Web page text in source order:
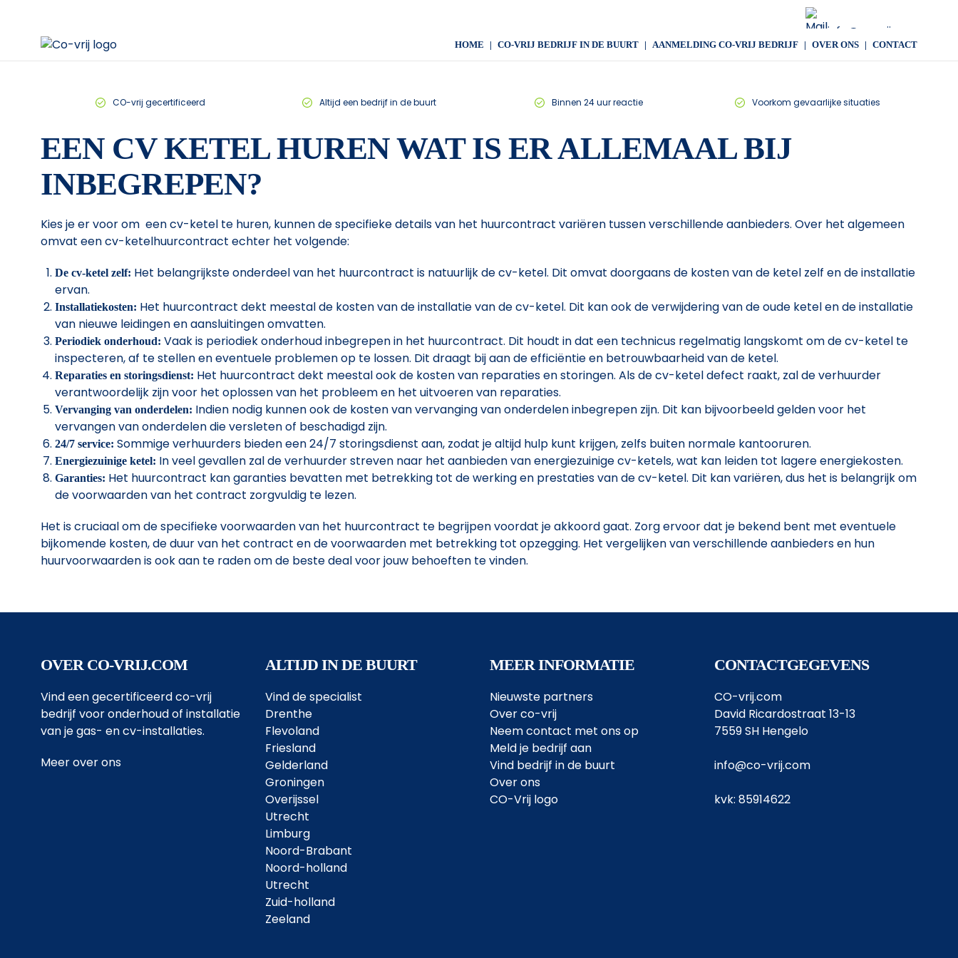
info@co-vrij.com
HOME CO-VRIJ BEDRIJF IN DE BUURT AANMELDING CO-VRIJ BEDRIJF OVER ONS CONTACT
CO-vrij gecertificeerd Altijd een bedrijf in de buurt Binnen 24 uur reactie Voorkom gevaarlijke situaties
EEN CV KETEL HUREN WAT IS ER ALLEMAAL BIJ
INBEGREPEN?
Kies je er voor om een cv-ketel te huren, kunnen de specifieke details van het huurcontract variëren tussen verschillende aanbieders. Over het algemeen
omvat een cv-ketelhuurcontract echter het volgende:
De cv-ketel zelf: Het belangrijkste onderdeel van het huurcontract is natuurlijk de cv-ketel. Dit omvat doorgaans de kosten van de ketel zelf en de installatie
ervan.
Installatiekosten: Het huurcontract dekt meestal de kosten van de installatie van de cv-ketel. Dit kan ook de verwijdering van de oude ketel en de installatie
van nieuwe leidingen en aansluitingen omvatten.
Periodiek onderhoud: Vaak is periodiek onderhoud inbegrepen in het huurcontract. Dit houdt in dat een technicus regelmatig langskomt om de cv-ketel te
inspecteren, af te stellen en eventuele problemen op te lossen. Dit draagt bij aan de efficiëntie en betrouwbaarheid van de ketel.
Reparaties en storingsdienst: Het huurcontract dekt meestal ook de kosten van reparaties en storingen. Als de cv-ketel defect raakt, zal de verhuurder
verantwoordelijk zijn voor het oplossen van het probleem en het uitvoeren van reparaties.
Vervanging van onderdelen: Indien nodig kunnen ook de kosten van vervanging van onderdelen inbegrepen zijn. Dit kan bijvoorbeeld gelden voor het
vervangen van onderdelen die versleten of beschadigd zijn.
24/7 service: Sommige verhuurders bieden een 24/7 storingsdienst aan, zodat je altijd hulp kunt krijgen, zelfs buiten normale kantooruren.
Energiezuinige ketel: In veel gevallen zal de verhuurder streven naar het aanbieden van energiezuinige cv-ketels, wat kan leiden tot lagere energiekosten.
Garanties: Het huurcontract kan garanties bevatten met betrekking tot de werking en prestaties van de cv-ketel. Dit kan variëren, dus het is belangrijk om
de voorwaarden van het contract zorgvuldig te lezen.
Het is cruciaal om de specifieke voorwaarden van het huurcontract te begrijpen voordat je akkoord gaat. Zorg ervoor dat je bekend bent met eventuele
bijkomende kosten, de duur van het contract en de voorwaarden met betrekking tot opzegging. Het vergelijken van verschillende aanbieders en hun
huurvoorwaarden is ook aan te raden om de beste deal voor jouw behoeften te vinden.
OVER CO-VRIJ.COM
Vind een gecertificeerd co-vrij
bedrijf voor onderhoud of installatie
van je gas- en cv-installaties.
Meer over ons
ALTIJD IN DE BUURT
Vind de specialist
Drenthe
Flevoland
Friesland
Gelderland
Groningen
Overijssel
Utrecht
Limburg
Noord-Brabant
Noord-holland
Utrecht
Zuid-holland
Zeeland
MEER INFORMATIE
Nieuwste partners
Over co-vrij
Neem contact met ons op
Meld je bedrijf aan
Vind bedrijf in de buurt
Over ons
CO-Vrij logo
CONTACTGEGEVENS
CO-vrij.com
David Ricardostraat 13-13
7559 SH Hengelo
info@co-vrij.com
kvk: 85914622